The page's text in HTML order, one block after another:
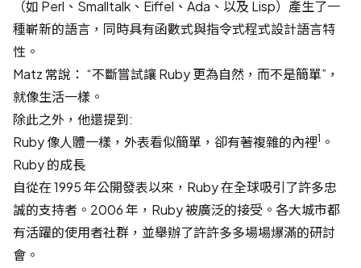
（如 Perl、Smalltalk、Eiffel、Ada、以及 Lisp）產生了一
種嶄新的語言，同時具有函數式與指令式程式設計語言特
性。
Matz 常說： “不斷嘗試讓 Ruby 更為自然，而不是簡單”，
就像生活一樣。
除此之外，他還提到:
Ruby 像人體一樣，外表看似簡單，卻有著複雜的內裡1 。
Ruby 的成長
自從在 1995 年公開發表以來，Ruby 在全球吸引了許多忠
誠的支持者。2006 年，Ruby 被廣泛的接受。各大城市都
有活躍的使用者社群，並舉辦了許許多多場場爆滿的研討
會。